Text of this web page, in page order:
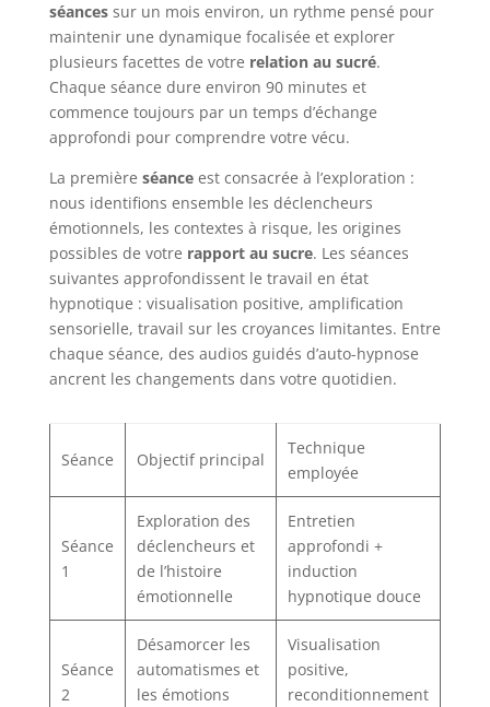
séancessur un mois environ, un rythme pensé pour
maintenir une dynamique focalisée et explorer
plusieurs facettes de votre relation au sucré.
Chaque séance dure environ 90 minutes et
commence toujours par un temps d’échange
approfondi pour comprendre votre vécu.
La première séanceest consacrée à l’exploration :
nous identifions ensemble les déclencheurs
émotionnels, les contextes à risque, les origines
possibles de votre rapport au sucre. Les séances
suivantes approfondissent le travail en état
hypnotique : visualisation positive, amplification
sensorielle, travail sur les croyances limitantes. Entre
chaque séance, des audios guidés d’auto-hypnose
ancrent les changements dans votre quotidien.
Séance Objectif principal
Technique
employée
Séance
1
Exploration des
déclencheurs et
de l’histoire
émotionnelle
Entretien
approfondi +
induction
hypnotique douce
Séance
2
Désamorcer les
automatismes et
les émotions
Visualisation
positive,
reconditionnement